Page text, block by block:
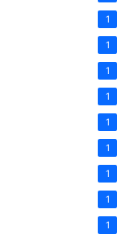
1
1
1
1
1
1
1
1
1